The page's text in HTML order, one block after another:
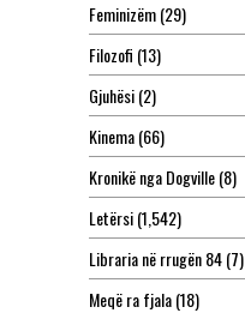
Feminizëm(29)
Filozofi (13)
Gjuhësi(2)
Kinema(66)
Kronikë nga Dogville(8)
Letërsi(1,542)
Libraria në rrugën 84(7)
Meqë ra fjala(18)